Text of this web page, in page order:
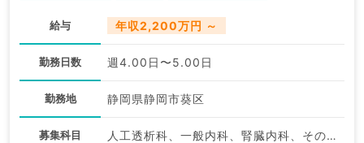
給与 年収2,200万円 ～
勤務日数 週4.00日〜5.00日
勤務地 静岡県静岡市葵区
募集科目 人工透析科、一般内科、腎臓内科、その他